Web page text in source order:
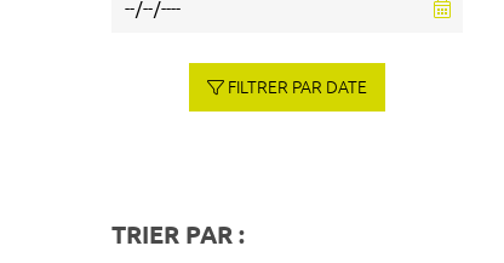
FILTRER PAR DATE
TRIER PAR :